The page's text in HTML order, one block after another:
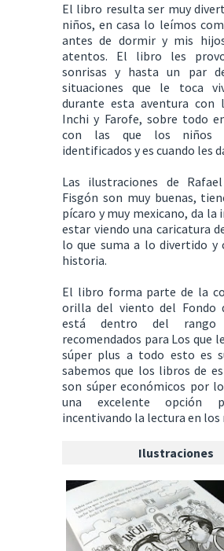
El libro resulta ser muy
niños, en casa lo leímos
antes de dormir y mis
atentos. El libro les
sonrisas y hasta un par
situaciones que le toca
durante esta aventura con
Inchi y Farofe, sobre todo
con las que los niños
identificados y es cuando les
Las ilustraciones de
Fisgón son muy buenas,
pícaro y muy mexicano, da la
estar viendo una caricatura
lo que suma a lo divertido y
historia.
El libro forma parte de la
orilla del viento del Fondo
está dentro del
recomendados para Los que
súper plus a todo esto es
sabemos que los libros de
son súper económicos por
una excelente opción
incentivando la lectura en los
Ilustraciones